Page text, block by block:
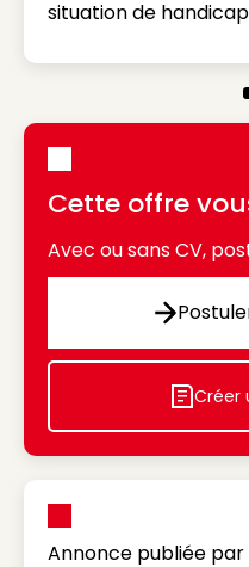
situation de
Cette offre
Avec ou sans CV,
Créer
Annonce publiée par